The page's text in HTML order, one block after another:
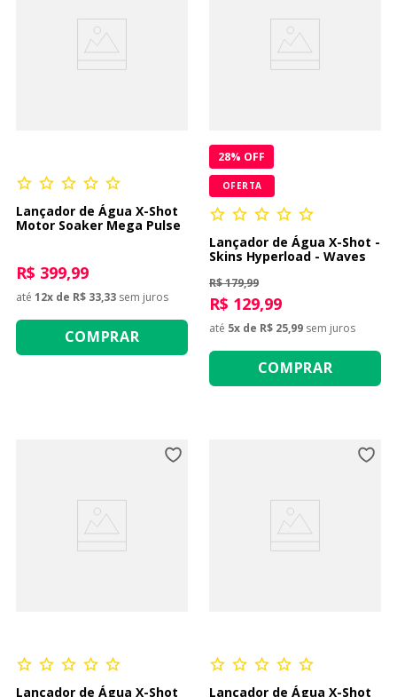
Lançador de Água X-Shot
Motor Soaker Mega Pulse
R$ 399,99
até 12x de R$ 33,33 sem juros
COMPRAR
28% OFF
OFERTA
Lançador de Água X-Shot -
Skins Hyperload - Waves
R$ 179,99
R$ 129,99
até 5x de R$ 25,99 sem juros
COMPRAR
Lançador de Água X-Shot Lançador de Água X-Shot